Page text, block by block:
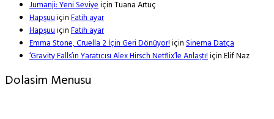
Jumanji: Yeni SeviyeiçinTuana Artuç
HapşuuiçinFatih ayar
HapşuuiçinFatih ayar
Emma Stone, Cruella 2 İçin Geri Dönüyor!içinSinema Datça
‘Gravity Falls’ın Yaratıcısı Alex Hirsch Netflix’le Anlaştı!içinElif Naz
Dolasim Menusu